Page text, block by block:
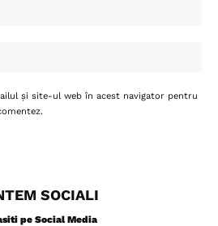
și site-ul web în acest navigator pentru
SOCIALI
pe Social Media